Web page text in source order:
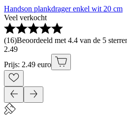
Handson plankdrager enkel wit 20 cm
Veel verkocht
(16)Beoordeeld met 4.4 van de 5
2.49
Prijs: 2.49 euro